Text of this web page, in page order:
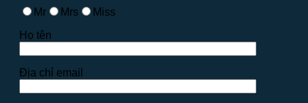
Mr Mrs
Miss
Họ tên
Địa chỉ email